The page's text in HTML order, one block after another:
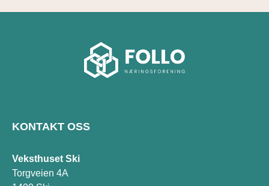
KONTAKT OSS
Veksthuset Ski
Torgveien 4A